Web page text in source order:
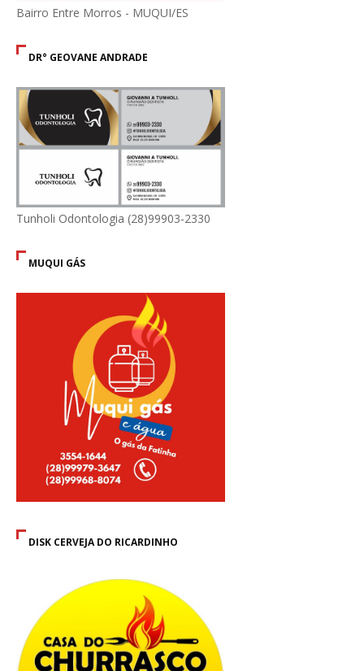
Bairro Entre Morros - MUQUI/ES
DR° GEOVANE ANDRADE
Tunholi Odontologia (28)99903-2330
MUQUI GÁS
DISK CERVEJA DO RICARDINHO